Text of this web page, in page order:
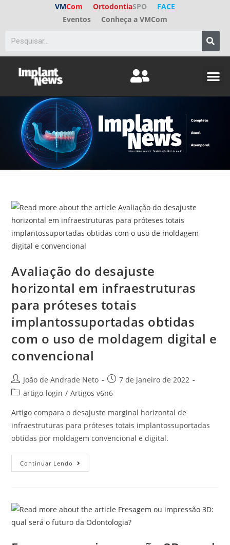
VMCom OrtodontiaSPO
FACE
Eventos
Conheça a VMCom
Avaliação do desajuste
horizontal em infraestruturas
para próteses totais
implantossuportadas obtidas
com o uso de moldagem digital e
convencional
João de Andrade Neto
7 de janeiro de 2022
artigo-login / Artigos v6n6
Artigo compara o desajuste marginal horizontal de
infraestruturas para próteses totais implantossuportadas
obtidas por moldagem convencional e digital.
Continuar Lendo